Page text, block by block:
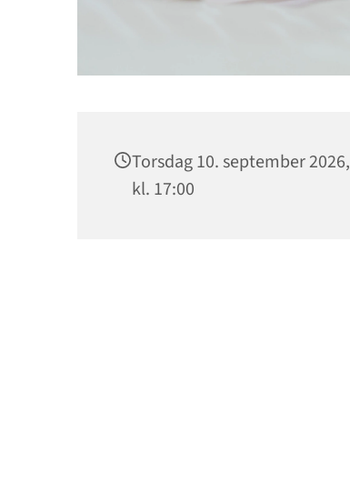
Torsdag 10. september 2026,
kl. 17:00